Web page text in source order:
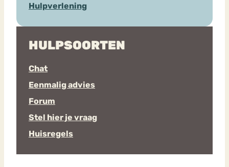
Hulpverlening
HULPSOORTEN
Chat
Eenmalig advies
Forum
Stel hier je vraag
Huisregels